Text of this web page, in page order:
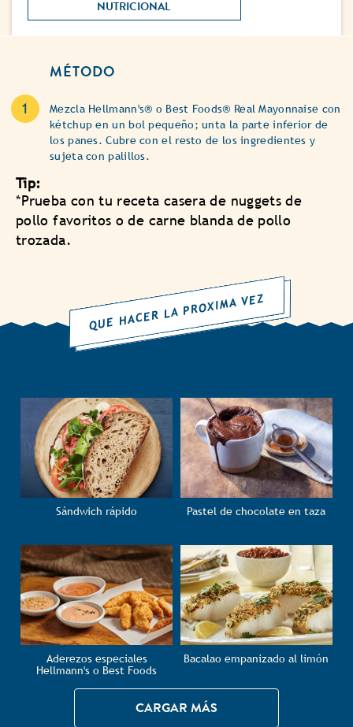
NUTRICIONAL
MÉTODO
Mezcla Hellmann's® o Best Foods® Real Mayonnaise con
kétchup en un bol pequeño; unta la parte inferior de
los panes. Cubre con el resto de los ingredientes y
sujeta con palillos.
Tip:
*Prueba con tu receta casera de nuggets de
pollo favoritos o de carne blanda de pollo
trozada.
QUE HACER LA PROXIMA VEZ
Sándwich rápido Pastel de chocolate en taza
Aderezos especiales
Hellmann's o Best Foods
Bacalao empanizado al limón
CARGAR MÁS